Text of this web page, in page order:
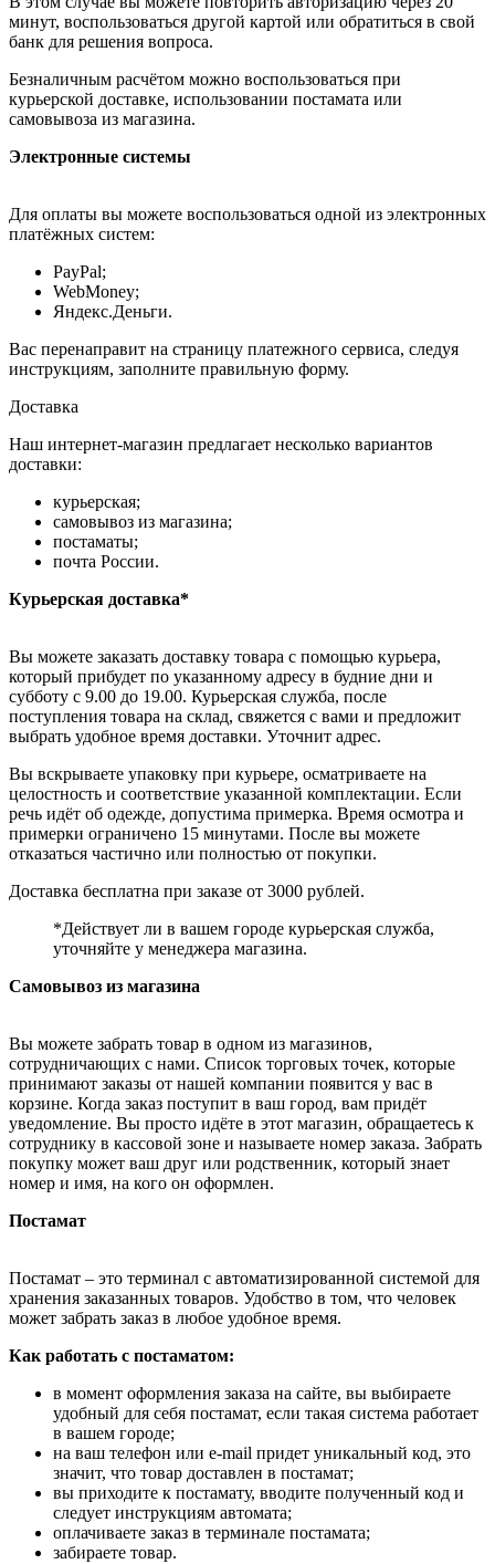
минут, воспользоваться другой картой или обратиться в свой
банк для решения вопроса.
Безналичным расчётом можно воспользоваться при
курьерской доставке, использовании постамата или
самовывоза из магазина.
Электронные системы
Для оплаты вы можете воспользоваться одной из электронных
платёжных систем:
PayPal;
WebMoney;
Яндекс.Деньги.
Вас перенаправит на страницу платежного сервиса, следуя
инструкциям, заполните правильную форму.
Доставка
Наш интернет-магазин предлагает несколько вариантов
доставки:
курьерская;
самовывоз из магазина;
постаматы;
почта России.
Курьерская доставка*
Вы можете заказать доставку товара с помощью курьера,
который прибудет по указанному адресу в будние дни и
субботу с 9.00 до 19.00. Курьерская служба, после
поступления товара на склад, свяжется с вами и предложит
выбрать удобное время доставки. Уточнит адрес.
Вы вскрываете упаковку при курьере, осматриваете на
целостность и соответствие указанной комплектации. Если
речь идёт об одежде, допустима примерка. Время осмотра и
примерки ограничено 15 минутами. После вы можете
отказаться частично или полностью от покупки.
Доставка бесплатна при заказе от 3000 рублей.
*Действует ли в вашем городе курьерская служба,
уточняйте у менеджера магазина.
Самовывоз из магазина
Вы можете забрать товар в одном из магазинов,
сотрудничающих с нами. Список торговых точек, которые
принимают заказы от нашей компании появится у вас в
корзине. Когда заказ поступит в ваш город, вам придёт
уведомление. Вы просто идёте в этот магазин, обращаетесь к
сотруднику в кассовой зоне и называете номер заказа. Забрать
покупку может ваш друг или родственник, который знает
номер и имя, на кого он оформлен.
Постамат
Постамат – это терминал с автоматизированной системой для
хранения заказанных товаров. Удобство в том, что человек
может забрать заказ в любое удобное время.
Как работать с постаматом:
в момент оформления заказа на сайте, вы выбираете
удобный для себя постамат, если такая система работает
в вашем городе;
на ваш телефон или e-mail придет уникальный код, это
значит, что товар доставлен в постамат;
вы приходите к постамату, вводите полученный код и
следует инструкциям автомата;
оплачиваете заказ в терминале постамата;
забираете товар.